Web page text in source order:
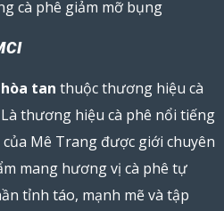
cà phê giảm mỡ bụng
tan thuộc thương hiệu cà
thương hiệu cà phê nổi tiếng
của Mê Trang được giới chuyên
mang hương vị cà phê tự
tỉnh táo, mạnh mẽ và tập